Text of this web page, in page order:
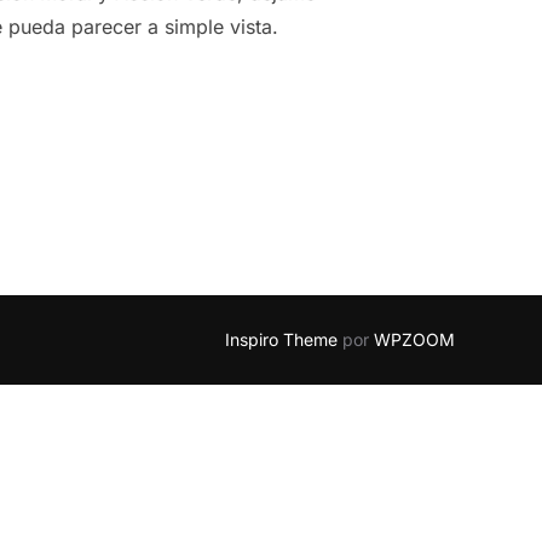
parecer a simple vista.
Inspiro Theme por WPZOOM